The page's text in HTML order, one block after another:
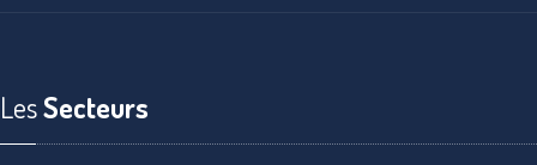
LesSecteurs